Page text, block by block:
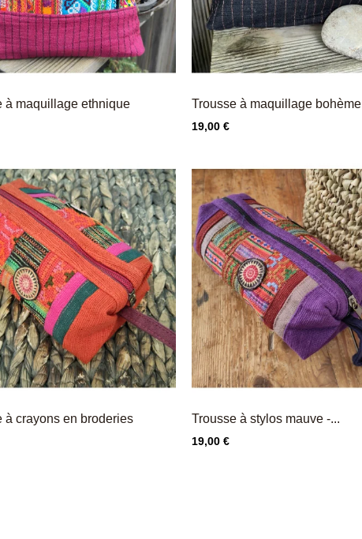
à maquillage ethnique Trousse à maquillage bohème
Prix
19,00 €
à crayons en broderies Trousse à stylos mauve -...
Prix
19,00 €